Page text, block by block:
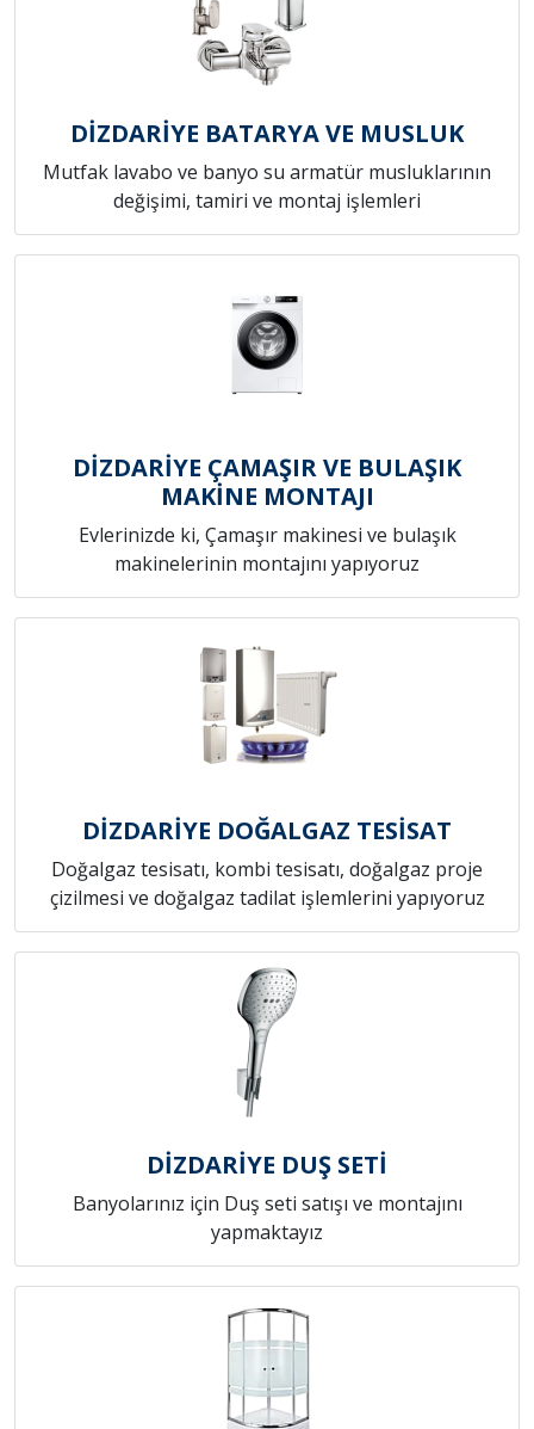
DİZDARİYE BATARYA VE MUSLUK
Mutfak lavabo ve banyo su armatür musluklarının
değişimi, tamiri ve montaj işlemleri
DİZDARİYE ÇAMAŞIR VE BULAŞIK
MAKİNE MONTAJI
Evlerinizde ki, Çamaşır makinesi ve bulaşık
makinelerinin montajını yapıyoruz
DİZDARİYE DOĞALGAZ TESİSAT
Doğalgaz tesisatı, kombi tesisatı, doğalgaz proje
çizilmesi ve doğalgaz tadilat işlemlerini yapıyoruz
DİZDARİYE DUŞ SETİ
Banyolarınız için Duş seti satışı ve montajını
yapmaktayız